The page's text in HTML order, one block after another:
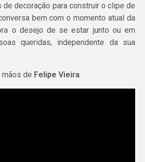
decoração para construir o clipe de
bem com o momento atual da
o desejo de se estar junto ou em
queridas, independente da sua
de Felipe Vieira.